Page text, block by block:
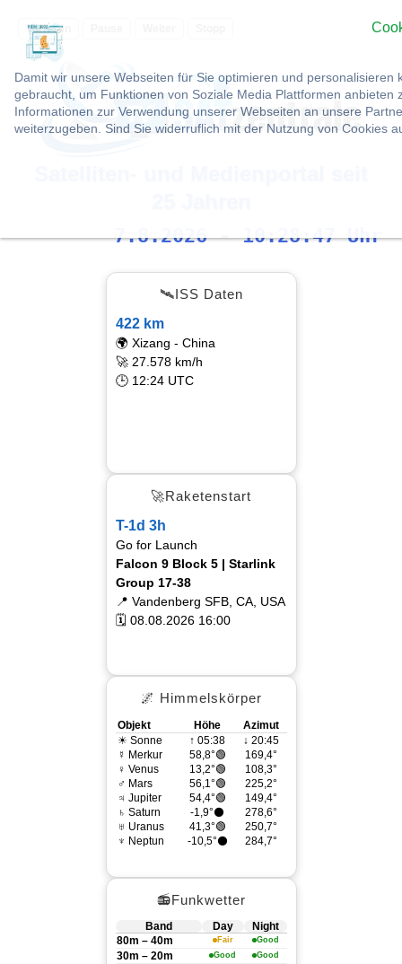
Vorlesen
Damit wir unsere Webseiten für Sie optimieren und
gebraucht, um Funktionen von Soziale Media Plattformen
Informationen zur Verwendung unserer Webseiten an unsere
weiterzugeben. Sind Sie widerruflich mit der Nutzung von Cookies
7.8.2026 - 10:28:48 Uhr
🛰ISS Daten
422 km
🌍 Xizang - China
🚀 27.578 km/h
🕒 12:24 UTC
🚀Raketenstart
T-1d 3h
Go for Launch
Falcon 9 Block 5 | Starlink
Group 17-38
📍 Vandenberg SFB, CA, USA
🗓 08.08.2026 16:00
🌌 Himmelskörper
Objekt Höhe
Azimut
☀ Sonne
↑ 05:38
↓ 20:45
☿ Merkur
58,8°🟢
169,4°
♀ Venus
13,2°🟢
108,3°
♂ Mars
56,1°🟢
225,2°
♃ Jupiter
54,4°🟢
149,4°
♄ Saturn
-1,9°⚫
278,6°
♅ Uranus
41,3°🟢
250,7°
♆ Neptun
-10,5°⚫ 284,7°
📻Funkwetter
Band Day
Night
80m – 40m
Fair Good
30m – 20m Good Good